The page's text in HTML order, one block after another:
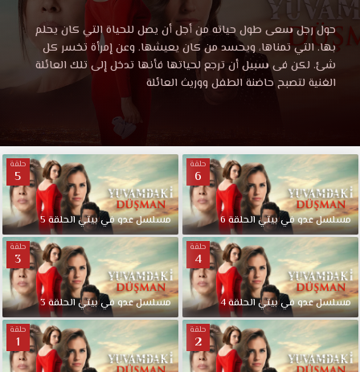
في
بيتي
5
مترجمة
قصة
عشق
مشاهدة
مسلسل
عدو
في
موقع
قصة
عشق
HD.
حول
رجل
سعى
طول
حياته
من
أجل
أن
يصل
حول رجل سعى طول حياته من أجل أن يصل للحياة التي كان يحلم
بها. التي تمناها، ويحسد من كان يعيشها. وعن إمرأة تخسر كل
شئ. لكن فى سبيل أن ترجع لحياتها فأنها تدخل إلى تلك العائلة
الغنية لتصبح حاضنة الطفل ووريث العائلة
حلقة
6
مسلسلعدوفيبيتيالحلقة6
حلقة
5
مسلسلعدوفيبيتيالحلقة5
حلقة
4
مسلسلعدوفيبيتيالحلقة4
حلقة
3
مسلسلعدوفيبيتيالحلقة3
حلقة
2
حلقة
1